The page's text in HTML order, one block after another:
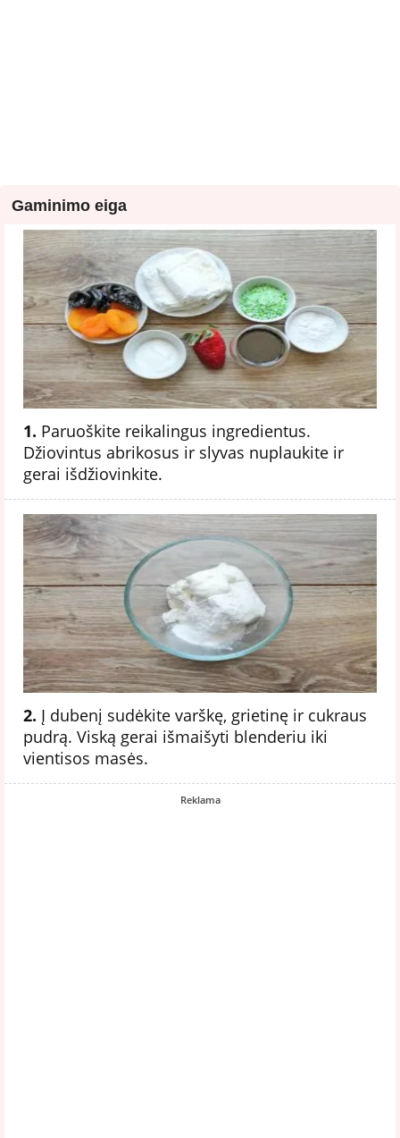
Gaminimo eiga
1. Paruoškite reikalingus ingredientus.
Džiovintus abrikosus ir slyvas nuplaukite ir
gerai išdžiovinkite.
2. Į dubenį sudėkite varškę, grietinę ir cukraus
pudrą. Viską gerai išmaišyti blenderiu iki
vientisos masės.
Reklama